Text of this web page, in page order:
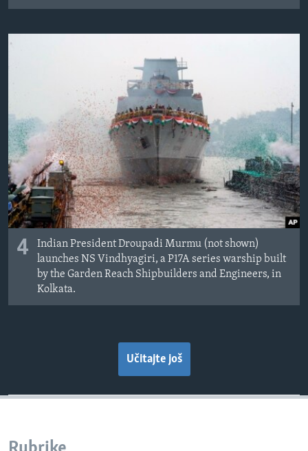
4
Indian President Droupadi Murmu (not shown)
launches NS Vindhyagiri, a P17A series warship built
by the Garden Reach Shipbuilders and Engineers, in
Kolkata.
Učitajte još